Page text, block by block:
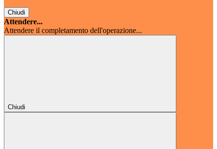
Chiudi
Attendere...
Attendere il completamento dell'operazione...
Chiudi